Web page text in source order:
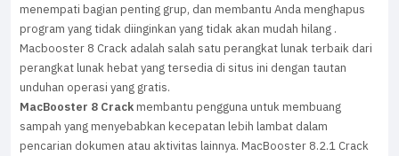
menempati bagian penting grup, dan membantu Anda menghapus
program yang tidak diinginkan yang tidak akan mudah hilang .
Macbooster 8 Crack adalah salah satu perangkat lunak terbaik dari
perangkat lunak hebat yang tersedia di situs ini dengan tautan
unduhan operasi yang gratis.
MacBooster 8 Crackmembantu pengguna untuk membuang
sampah yang menyebabkan kecepatan lebih lambat dalam
pencarian dokumen atau aktivitas lainnya. MacBooster 8.2.1 Crack